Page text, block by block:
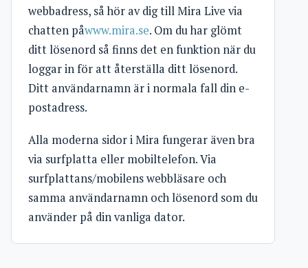
webbadress, så hör av dig till Mira Live via
chatten påwww.mira.se. Om du har glömt
ditt lösenord så finns det en funktion när du
loggar in för att återställa ditt lösenord.
Ditt användarnamn är i normala fall din e-
postadress.
Alla moderna sidor i Mira fungerar även bra
via surfplatta eller mobiltelefon. Via
surfplattans/mobilens webbläsare och
samma användarnamn och lösenord som du
använder på din vanliga dator.